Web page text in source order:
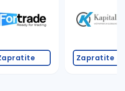
Zapratite